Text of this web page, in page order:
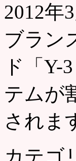
2012年
ブラン
ド「Y-
テムが
されま
カテゴ